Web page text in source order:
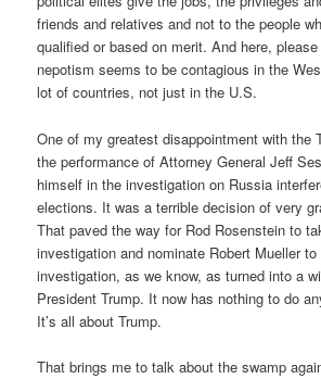
friends and relatives and not to the people
qualified or based on merit. And here, please
nepotism seems to be contagious in the
lot of countries, not just in the U.S.
One of my greatest disappointment with the
the performance of Attorney General Jeff
himself in the investigation on Russia
elections. It was a terrible decision of very
That paved the way for Rod Rosenstein to
investigation and nominate Robert Mueller
investigation, as we know, as turned into a
President Trump. It now has nothing to do
It’s all about Trump.
That brings me to talk about the swamp